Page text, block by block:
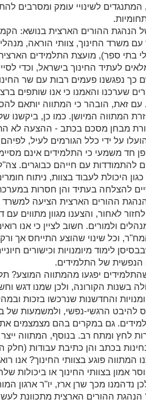
המתנגדים לשינויי עומק ומסרבים
הנהגת ההורים הארצית בנושא:
משרד החינוך, צוותי הוראה, מנהלי
בתי ספר), מועצת התלמידים
לעתיד החינוך בישראל, וכדי
כך נפגשנו פעמים רבות עם שר
שערכנו והאמנו כי אנו שותפים
עם זאת, הובהר כי המתווה יותאם
המתווה המיושן. כמו כן, ביקשנו
מבחן מסכם בכתב - ההצעה לא
על ידי כלל הגורמים לעיל,
חד משמעי כי התלמידים אינם
להתמודדות עם חייהם כבוגרים.
כגון היכולת לעבוד בצוות, ניתוח
להצלחה בעתיד והן חסרות
ההורים הארצית הציעה למשרד
לאחור, והצענו מגוון מתווים עם
ולמורים. חשוב לציין כי אנו
וכל שינוי שהוצע התייחס אך
הנפשית של התלמידים.
יפגעו מהמתווה המוצע?
בשנות הקורונה, ולכן שמנו דגש
והחדשנות שנרכשו בזכות
להיבט הרגשי-נפשי, ולמשמעות של
גם במקרים בהם מצמצמים
לחץ ומתח רב. בנוסף, המתווה
בכתב והן כתיבת עבודות (חלק
המתווה פוגע בצוותי החינוך? אנו
אמון בצוותי החינוך או ביכולות
נדהמנו מכך שרן ארז, יו"ר ארגון
הנהגת ההורים הארצית מתכוונת